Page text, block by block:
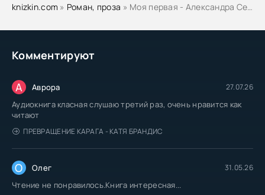
Комментируют
А Аврора 27.07.26
Аудиокнига класная слушаю третий раз, очень нравится как
читают
ПРЕВРАЩЕНИЕ КАРАГА - КАТЯ БРАНДИС
О Олег 31.05.26
Чтение не понравилось.Книга интересная...
knizkin.com » Роман, проза » Моя первая - Александра Седова